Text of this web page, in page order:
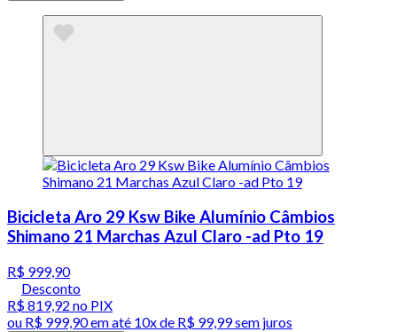
Bicicleta Aro 29 Ksw Bike Alumínio Câmbios
Shimano 21 Marchas Azul Claro -ad Pto 19
R$ 999,90
Desconto
R$ 819,92 no PIX
ou R$ 999,90em até 10x de R$ 99,99 sem juros